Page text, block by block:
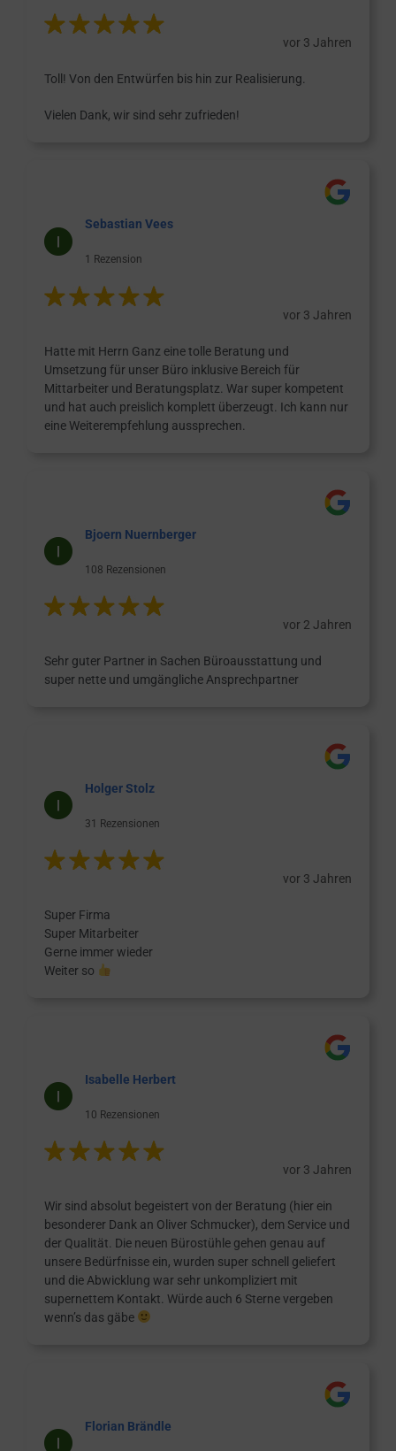
vor 3 Jahren
Toll! Von den Entwürfen bis hin zur Realisierung.
Vielen Dank, wir sind sehr zufrieden!
Sebastian Vees
1 Rezension
vor 3 Jahren
Hatte mit Herrn Ganz eine tolle Beratung und
Umsetzung für unser Büro inklusive Bereich für
Mittarbeiter und Beratungsplatz. War super kompetent
und hat auch preislich komplett überzeugt. Ich kann nur
eine Weiterempfehlung aussprechen.
Bjoern Nuernberger
108 Rezensionen
vor 2 Jahren
Sehr guter Partner in Sachen Büroausstattung und
super nette und umgängliche Ansprechpartner
Holger Stolz
31 Rezensionen
vor 3 Jahren
Super Firma
Super Mitarbeiter
Gerne immer wieder
Weiter so
Isabelle Herbert
10 Rezensionen
vor 3 Jahren
Wir sind absolut begeistert von der Beratung (hier ein
besonderer Dank an Oliver Schmucker), dem Service und
der Qualität. Die neuen Bürostühle gehen genau auf
unsere Bedürfnisse ein, wurden super schnell geliefert
und die Abwicklung war sehr unkompliziert mit
supernettem Kontakt. Würde auch 6 Sterne vergeben
wenn’s das gäbe
Florian Brändle